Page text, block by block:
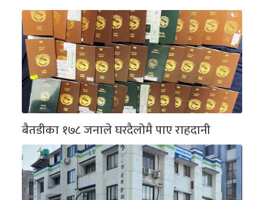
बैतडीका १७८ जनाले घरदैलोमै पाए राहदानी